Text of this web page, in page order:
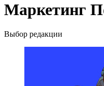
Маркетинг
Выбор редакции